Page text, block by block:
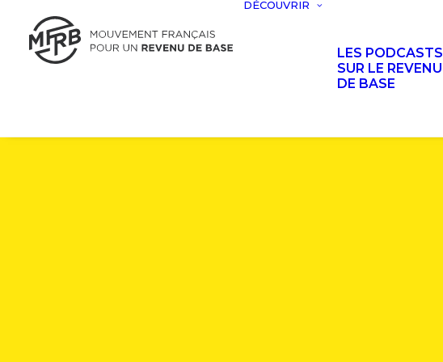
DÉCOUVRIR
LES PODCASTS
SUR LE REVENU
DE BASE